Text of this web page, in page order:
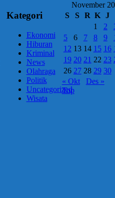
Kategori
Ekonomi
Hiburan
Kriminal
News
Olahraga
Politik
Uncategorized
Wisata
November
S
S R K
J
1
2
5
6 7 8 9
12 13 14 15 16
19 20 21 22 23
26 27 28 29 30
« Okt
Des »
Top